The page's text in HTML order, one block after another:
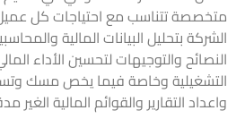
متخصصة تتناسب مع احتياجات كل
الشركة بتحليل البيانات المالية
النصائح والتوجيهات لتحسين الأداء
التشغيلية وخاصة فيما يخص مسك
واعداد التقارير والقوائم المالية الغير